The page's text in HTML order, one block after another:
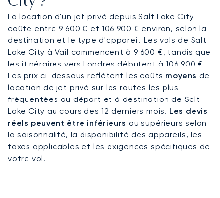
conférence au Salt Palace Convention Center.
Notre vaste expérience inclut l'organisation de
vols pour des événements mondiaux de premier
plan tels que les Jeux Olympiques et les Coupes
du Monde. Cette expertise éprouvée garantit une
qualité exceptionnelle, vous permettant de
voyager en toute confiance vers une destination
de premier choix comme Salt Lake City pour des
affaires cruciales ou une retraite privée à la
montagne.
La location d'un jet privé depuis Salt Lake City
coûte entre 9 600 € et 106 900 € environ, selon la
destination et le type d'appareil. Les vols de Salt
Lake City à Vail commencent à 9 600 €, tandis que
les itinéraires vers Londres débutent à 106 900 €.
Les prix ci-dessous reflètent les coûts moyens de
location de jet privé sur les routes les plus
fréquentées au départ et à destination de Salt
Lake City au cours des 12 derniers mois. Les devis
réels peuvent être inférieurs ou supérieurs selon
la saisonnalité, la disponibilité des appareils, les
taxes applicables et les exigences spécifiques de
votre vol.